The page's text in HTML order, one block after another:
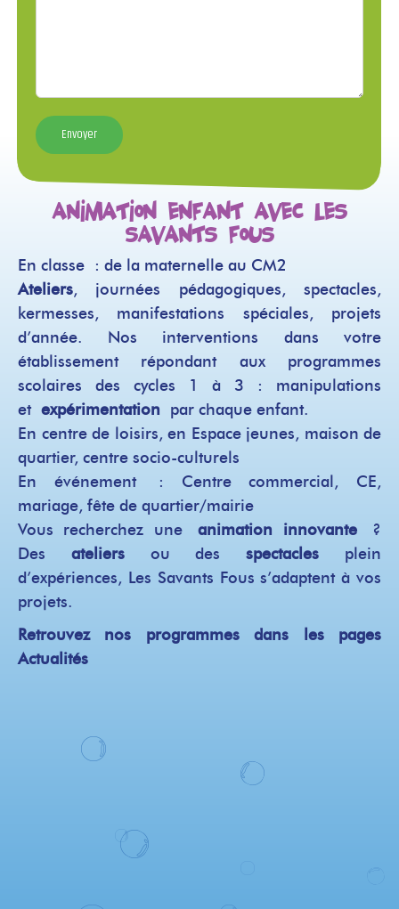
Animation enfant avec Les
Savants Fous
En classe : de la maternelle au CM2
Ateliers, journées pédagogiques, spectacles,
kermesses, manifestations spéciales, projets
d’année. Nos interventions dans votre
établissement répondant aux programmes
scolaires des cycles 1 à 3 : manipulations
et expérimentation par chaque enfant.
En centre de loisirs, en Espace jeunes, maison de
quartier, centre socio-culturels
En événement : Centre commercial, CE,
mariage, fête de quartier/mairie
Vous recherchez uneanimation innovante?
Des ateliersou desspectacles plein
d’expériences, Les Savants Fous s’adaptent à vos
projets.
Retrouvez nos programmes dans les pages
Actualités